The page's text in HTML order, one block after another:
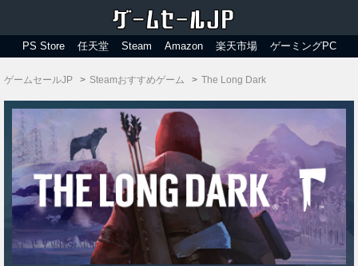
PS Store 任天堂 Steam Amazon 楽天市場 ゲーミングPC
ゲームセールJP Steamおすすめゲーム The Long Dark